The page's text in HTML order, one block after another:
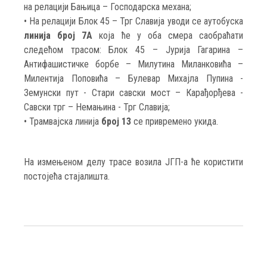
на релацији Бањица – Господарска механа;
• На релацији Блок 45 – Трг Славија уводи се аутобуска
линија број 7Акоја ће у оба смера саобраћати
следећом трасом: Блок 45 – Јурија Гагарина –
Антифашистичке борбе – Милутина Миланковића –
Милентија Поповића – Булевар Михајла Пупина -
Земунски пут - Стари савски мост – Карађорђева -
Савски трг – Немањина - Трг Славија;
• Трамвајска линија број 13 се привремено укида.
На измењеном делу трасе возила ЈГП-а ће користити
постојећа стајалишта.